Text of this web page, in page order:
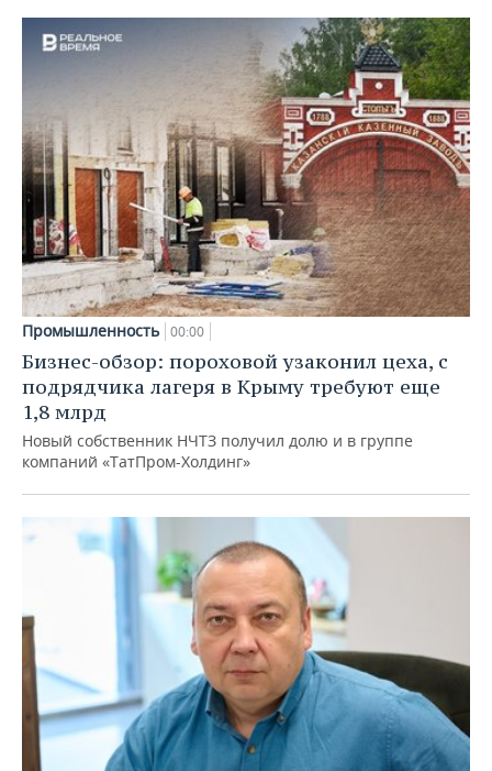
Промышленность 00:00
Бизнес-обзор: пороховой узаконил цеха, с
подрядчика лагеря в Крыму требуют еще
1,8 млрд
Новый собственник НЧТЗ получил долю и в группе
компаний «ТатПром-Холдинг»